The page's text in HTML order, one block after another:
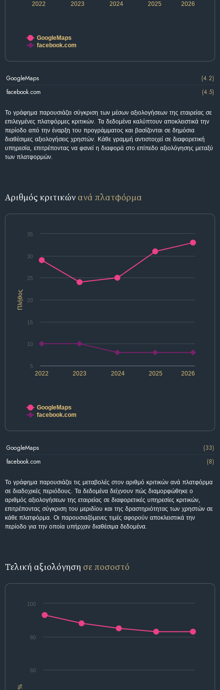
2022 2024 2026
2023 2025
GoogleMaps
facebook.com
GoogleMaps
(4.2)
facebook.com
(4.5)
Το γράφημα παρουσιάζει σύγκριση των μέσων αξιολογήσεων της εταιρείας σε
επιλεγμένες πλατφόρμες κριτικών. Τα δεδομένα καλύπτουν αποκλειστικά την
περίοδο από την έναρξη του προγράμματος και βασίζονται σε δημόσια
διαθέσιμες αξιολογήσεις χρηστών. Κάθε γραμμή αντιστοιχεί σε διαφορετική
υπηρεσία, επιτρέποντας να φανεί η διαφορά στο επίπεδο αξιολόγησης μεταξύ
των πλατφορμών.
Αριθμός κριτικών ανά πλατφόρμα
Πλήθος
2022 2024 2026
2023 2025
5
10
15
20
25
30
35
GoogleMaps
facebook.com
GoogleMaps
(33)
facebook.com
(8)
Το γράφημα παρουσιάζει τις μεταβολές στον αριθμό κριτικών ανά πλατφόρμα
σε διαδοχικές περιόδους. Τα δεδομένα δείχνουν πώς διαμορφώθηκε ο
αριθμός αξιολογήσεων της εταιρείας σε διαφορετικές υπηρεσίες κριτικών,
επιτρέποντας σύγκριση του μεριδίου και της δραστηριότητας των χρηστών σε
κάθε πλατφόρμα. Οι παρουσιαζόμενες τιμές αφορούν αποκλειστικά την
περίοδο για την οποία υπήρχαν διαθέσιμα δεδομένα.
Τελική αξιολόγηση σε ποσοστό
%
60
80
100